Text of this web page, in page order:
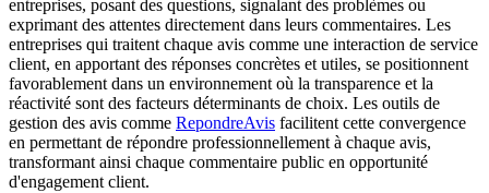
entreprises, posant des questions, signalant des problèmes ou
exprimant des attentes directement dans leurs commentaires. Les
entreprises qui traitent chaque avis comme une interaction de service
client, en apportant des réponses concrètes et utiles, se positionnent
favorablement dans un environnement où la transparence et la
réactivité sont des facteurs déterminants de choix. Les outils de
gestion des avis comme RepondreAvis facilitent cette convergence
en permettant de répondre professionnellement à chaque avis,
transformant ainsi chaque commentaire public en opportunité
d'engagement client.